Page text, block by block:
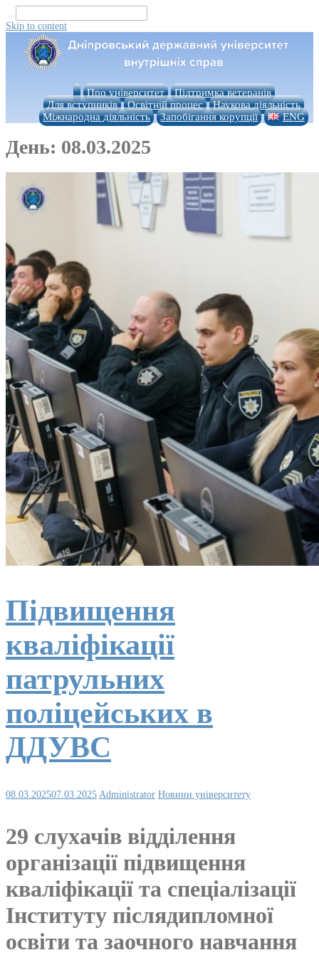
...
Skip to content
Про університет
Підтримка ветеранів
Для вступників
Освітній процес
Наукова діяльність
Міжнародна діяльність
Запобігання корупції ENG
День: 08.03.2025
Підвищення
кваліфікації
патрульних
поліцейських в
ДДУВС
08.03.202507.03.2025 Administrator Новини університету
29 слухачів відділення
організації підвищення
кваліфікації та спеціалізації
Інституту післядипломної
освіти та заочного навчання